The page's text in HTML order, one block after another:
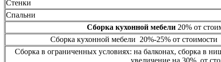
Стенки
Спальни
Сборка кухонной мебели20% от
Сборка кухонной мебели 20%-25% от стоимости
Сборка в ограниченных условиях: на балконах, сборка в
увеличение на 30% от